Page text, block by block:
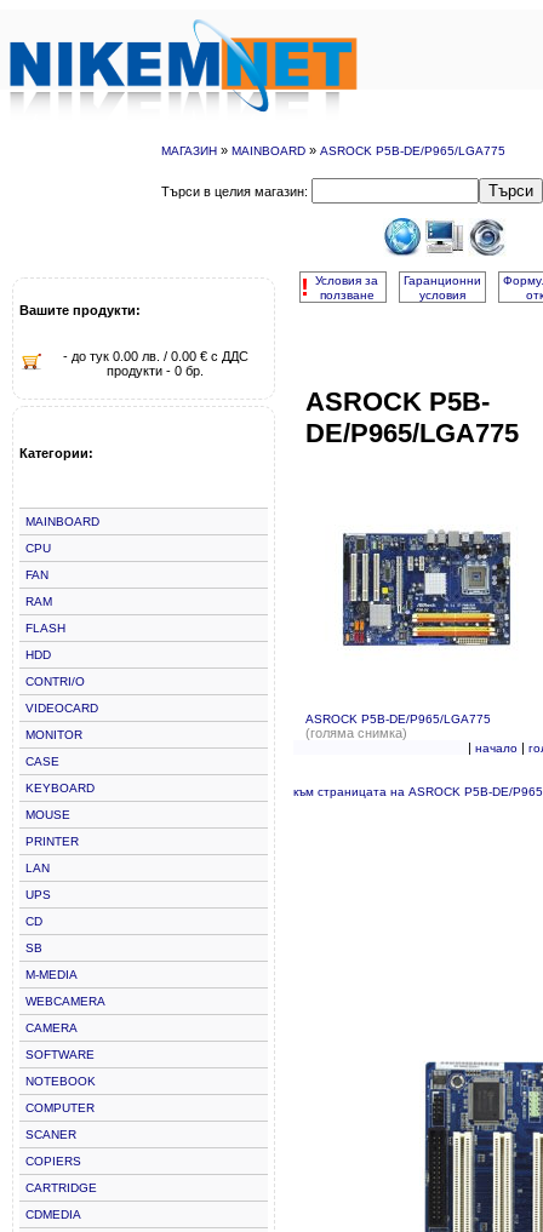
МАГАЗИН » MAINBOARD » ASROCK P5B-DE/P965/LGA775
Търси в целия магазин: Търси
Вашите продукти:
- до тук 0.00 лв. / 0.00 € с ДДС
продукти - 0 бр.
Категории:
MAINBOARD
CPU
FAN
RAM
FLASH
HDD
CONTRI/O
VIDEOCARD
MONITOR
CASE
KEYBOARD
MOUSE
PRINTER
LAN
UPS
CD
SB
M-MEDIA
WEBCAMERA
CAMERA
SOFTWARE
NOTEBOOK
COMPUTER
SCANER
COPIERS
CARTRIDGE
CDMEDIA
!
Условия за
ползване
Гаранционни
условия
ASROCK P5B-
DE/P965/LGA775
ASROCK P5B-DE/P965/LGA775
(голяма снимка)
|начало |
към страницата на ASROCK P5B-DE/